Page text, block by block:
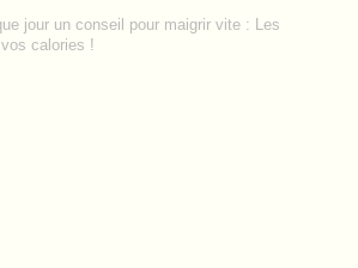
jour un conseil pour maigrir vite : Les
calories !